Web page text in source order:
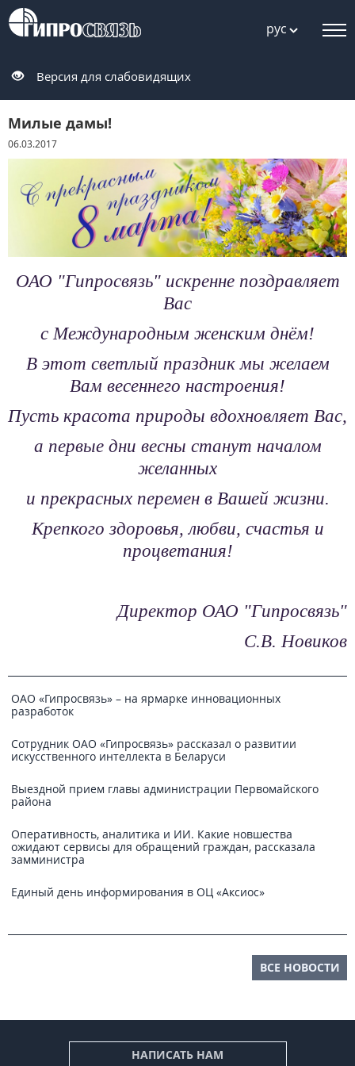
рус
Версия для слабовидящих
Милые дамы!
06.03.2017
ОАО "Гипросвязь" искренне поздравляет
Вас
с Международным женским днём!
В этот светлый праздник мы желаем
Вам весеннего настроения!
Пусть красота природы вдохновляет Вас,
а первые дни весны станут началом
желанных
и прекрасных перемен в Вашей жизни.
Крепкого здоровья, любви, счастья и
процветания!
Директор ОАО "Гипросвязь"
С.В. Новиков
ОАО «Гипросвязь» – на ярмарке инновационных
разработок
Сотрудник ОАО «Гипросвязь» рассказал о развитии
искусственного интеллекта в Беларуси
Выездной прием главы администрации Первомайского
района
Оперативность, аналитика и ИИ. Какие новшества
ожидают сервисы для обращений граждан, рассказала
замминистра
Единый день информирования в ОЦ «Аксиос»
ВСЕ НОВОСТИ
НАПИСАТЬ НАМ